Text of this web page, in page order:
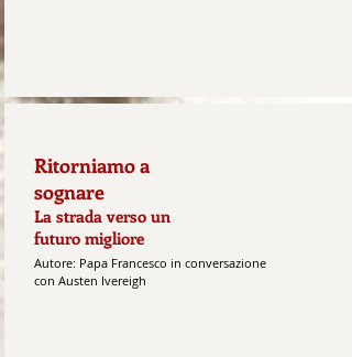
Ritorniamo a
sognare
La strada verso un
futuro migliore
Autore: Papa Francesco in conversazione
con Austen Ivereigh